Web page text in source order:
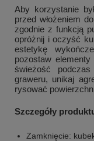
Aby korzystanie
przed włożeniem
zgodnie z funkcją
opróżnij i oczyść
estetykę
pozostaw
świeżość
graweru, unikaj
rysować
Szczegóły
Zamknięcie: